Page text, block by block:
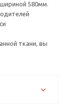
580мм.
ткани, вы